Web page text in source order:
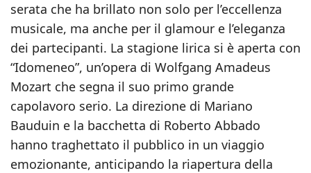
serata che ha brillato non solo per l’eccellenza
musicale, ma anche per il glamour e l’eleganza
dei partecipanti. La stagione lirica si è aperta con
“Idomeneo”, un’opera di Wolfgang Amadeus
Mozart che segna il suo primo grande
capolavoro serio. La direzione di Mariano
Bauduin e la bacchetta di Roberto Abbado
hanno traghettato il pubblico in un viaggio
emozionante, anticipando la riapertura della